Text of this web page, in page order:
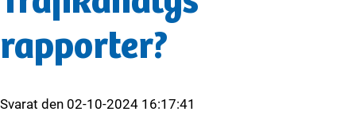
rapporter?
Svarat den 02-10-2024 16:17:41